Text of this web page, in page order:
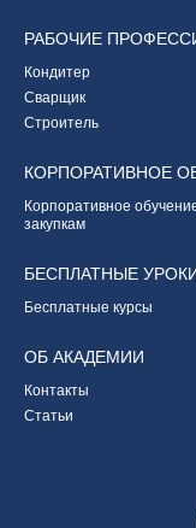
РАБОЧИЕ
Кондитер
Сварщик
Строитель
КОРПОРАТИВНОЕ
Корпоративное
закупкам
БЕСПЛАТНЫЕ
Бесплатные курсы
ОБ АКАДЕМИИ
Контакты
Статьи